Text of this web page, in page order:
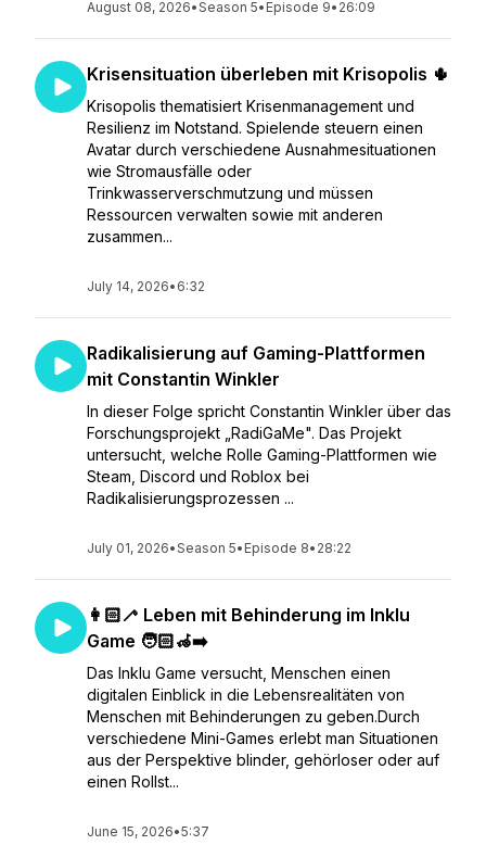
August 08, 2026•Season 5• Episode 9• 26:09
Krisensituation überleben mit Krisopolis 🌵
Krisopolis thematisiert Krisenmanagement und
Resilienz im Notstand. Spielende steuern einen
Avatar durch verschiedene Ausnahmesituationen
wie Stromausfälle oder
Trinkwasserverschmutzung und müssen
Ressourcen verwalten sowie mit anderen
zusammen...
July 14, 2026• 6:32
Radikalisierung auf Gaming-Plattformen
mit Constantin Winkler
In dieser Folge spricht Constantin Winkler über das
Forschungsprojekt „RadiGaMe". Das Projekt
untersucht, welche Rolle Gaming-Plattformen wie
Steam, Discord und Roblox bei
Radikalisierungsprozessen ...
July 01, 2026•Season 5• Episode 8• 28:22
👩🏻‍🦯 Leben mit Behinderung im Inklu
Game 🧑🏻‍🦽‍➡️
Das Inklu Game versucht, Menschen einen
digitalen Einblick in die Lebensrealitäten von
Menschen mit Behinderungen zu geben.Durch
verschiedene Mini-Games erlebt man Situationen
aus der Perspektive blinder, gehörloser oder auf
einen Rollst...
June 15, 2026•5:37